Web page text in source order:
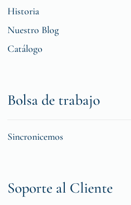
Historia
Nuestro Blog
Catálogo
Bolsa de trabajo
Sincronicemos
Soporte al Cliente